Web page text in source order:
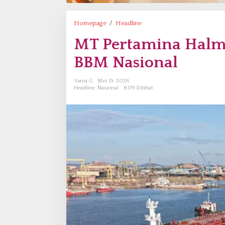
Homepage / Headline
P
i
m
a
h
a
MT Pertamina
BBM Nasional
Vania G
Mei 19, 2026
Headline, Nasional 8179 Dilihat